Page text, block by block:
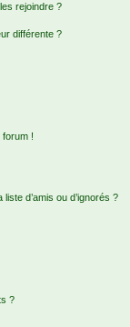
rejoindre ?
différente ?
forum !
d’amis ou d’ignorés ?
?